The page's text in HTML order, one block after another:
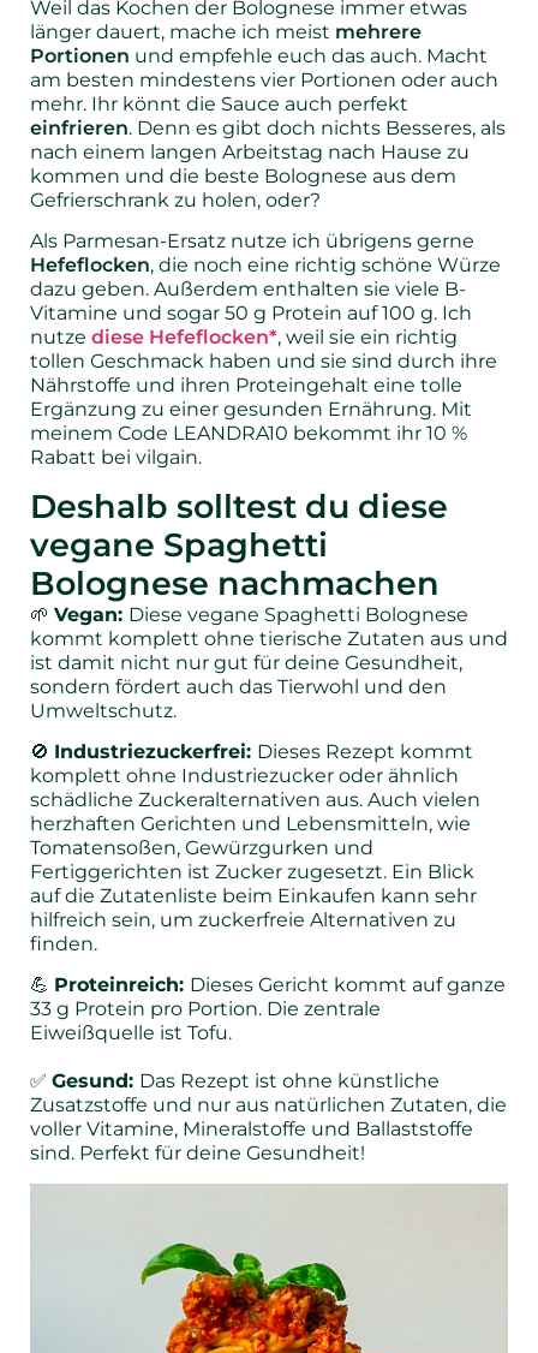
Weil das Kochen der Bolognese immer etwas
länger dauert, mache ich meist mehrere
Portionen und empfehle euch das auch. Macht
am besten mindestens vier Portionen oder auch
mehr. Ihr könnt die Sauce auch perfekt
einfrieren. Denn es gibt doch nichts Besseres, als
nach einem langen Arbeitstag nach Hause zu
kommen und die beste Bolognese aus dem
Gefrierschrank zu holen, oder?
Als Parmesan-Ersatz nutze ich übrigens gerne
Hefeflocken, die noch eine richtig schöne Würze
dazu geben. Außerdem enthalten sie viele B-
Vitamine und sogar 50 g Protein auf 100 g. Ich
nutze diese Hefeflocken*, weil sie ein richtig
tollen Geschmack haben und sie sind durch ihre
Nährstoffe und ihren Proteingehalt eine tolle
Ergänzung zu einer gesunden Ernährung. Mit
meinem Code LEANDRA10 bekommt ihr 10 %
Rabatt bei vilgain.
Deshalb solltest du diese
vegane Spaghetti
Bolognese nachmachen
🌱 Vegan: Diese vegane Spaghetti Bolognese
kommt komplett ohne tierische Zutaten aus und
ist damit nicht nur gut für deine Gesundheit,
sondern fördert auch das Tierwohl und den
Umweltschutz.
🚫 Industriezuckerfrei: Dieses Rezept kommt
komplett ohne Industriezucker oder ähnlich
schädliche Zuckeralternativen aus. Auch vielen
herzhaften Gerichten und Lebensmitteln, wie
Tomatensoßen, Gewürzgurken und
Fertiggerichten ist Zucker zugesetzt. Ein Blick
auf die Zutatenliste beim Einkaufen kann sehr
hilfreich sein, um zuckerfreie Alternativen zu
finden.
💪 Proteinreich: Dieses Gericht kommt auf ganze
33 g Protein pro Portion. Die zentrale
Eiweißquelle ist Tofu.
✅ Gesund: Das Rezept ist ohne künstliche
Zusatzstoffe und nur aus natürlichen Zutaten, die
voller Vitamine, Mineralstoffe und Ballaststoffe
sind. Perfekt für deine Gesundheit!